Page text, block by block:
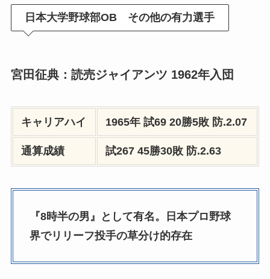
日本大学野球部OB その他の有力選手
宮田征典：読売ジャイアンツ 1962年入団
キャリアハイ 1965年試69 20勝5敗 防.2.07
通算成績 試267 45勝30敗 防.2.63
『8時半の男』として有名。日本プロ野球
界でリリーフ投手の草分け的存在